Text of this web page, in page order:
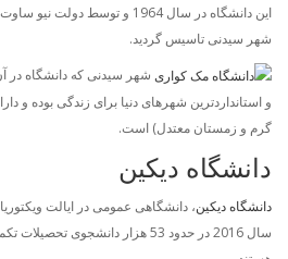
این دانشگاه در سال 1964 و توسط
شهر سیدنی تاسیس گردید.
شهر سیدنی که دانشگاه در
و استانداردترین شهرهای دنیا برای زندگی بوده و
گرم و زمستان معتدل) است.
دانشگاه دیکین
دانشگاه دیکین، دانشگاهی عمومی در ایالت
سال 2016 در حدود 53 هزار دانشجوی